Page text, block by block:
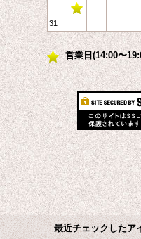
31
営業日(14:00〜
最近チェックしたア